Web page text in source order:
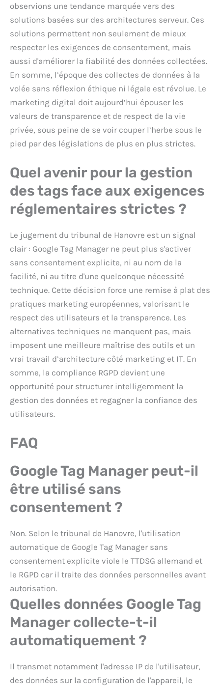
observions une tendance marquée vers des
solutions basées sur des architectures serveur. Ces
solutions permettent non seulement de mieux
respecter les exigences de consentement, mais
aussi d'améliorer la fiabilité des données collectées.
En somme, l’époque des collectes de données à la
volée sans réflexion éthique ni légale est révolue. Le
marketing digital doit aujourd’hui épouser les
valeurs de transparence et de respect de la vie
privée, sous peine de se voir couper l’herbe sous le
pied par des législations de plus en plus strictes.
Quel avenir pour la gestion
des tags face aux exigences
réglementaires strictes ?
Le jugement du tribunal de Hanovre est un signal
clair : Google Tag Manager ne peut plus s'activer
sans consentement explicite, ni au nom de la
facilité, ni au titre d'une quelconque nécessité
technique. Cette décision force une remise à plat des
pratiques marketing européennes, valorisant le
respect des utilisateurs et la transparence. Les
alternatives techniques ne manquent pas, mais
imposent une meilleure maîtrise des outils et un
vrai travail d’architecture côté marketing et IT. En
somme, la compliance RGPD devient une
opportunité pour structurer intelligemment la
gestion des données et regagner la confiance des
utilisateurs.
FAQ
Google Tag Manager peut-il
être utilisé sans
consentement ?
Non. Selon le tribunal de Hanovre, l'utilisation
automatique de Google Tag Manager sans
consentement explicite viole le TTDSG allemand et
le RGPD car il traite des données personnelles avant
autorisation.
Quelles données Google Tag
Manager collecte-t-il
automatiquement ?
Il transmet notamment l'adresse IP de l'utilisateur,
des données sur la configuration de l'appareil, le